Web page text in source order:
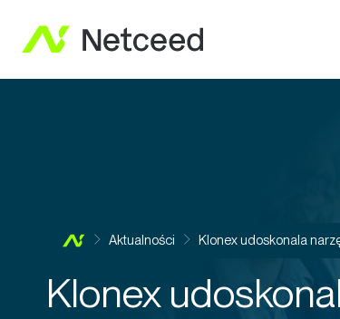
Aktualności Klonex udoskonala
Klonex